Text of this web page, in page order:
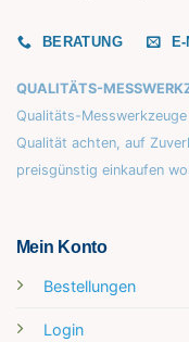
BERATUNG
QUALITÄTS-
Qualitäts-
Qualität achten, auf
preisgünstig einkaufen
Mein Konto
Bestellungen
Login